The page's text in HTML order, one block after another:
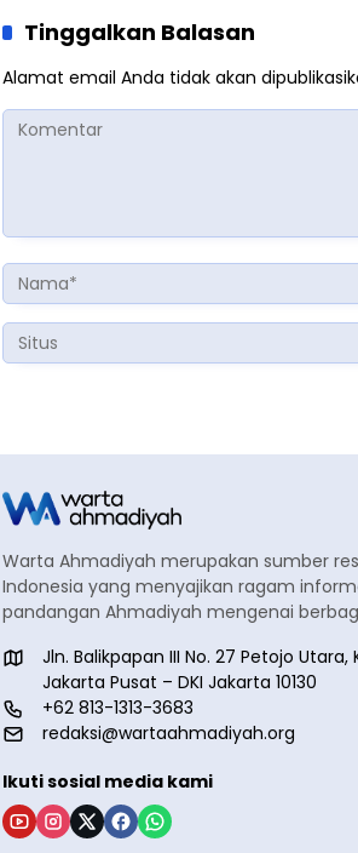
Tinggalkan Balasan
Alamat email Anda tidak akan
Warta Ahmadiyah merupakan sumber
Indonesia yang menyajikan ragam
pandangan Ahmadiyah mengenai
Jln. Balikpapan III No. 27 Petojo
Jakarta Pusat – DKI Jakarta 10130
+62 813-1313-3683
redaksi@wartaahmadiyah.org
Ikuti sosial media kami